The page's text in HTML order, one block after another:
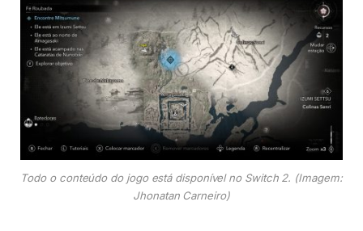
Todo o conteúdo do jogo está disponível no Switch 2. (Imagem:
Jhonatan Carneiro)